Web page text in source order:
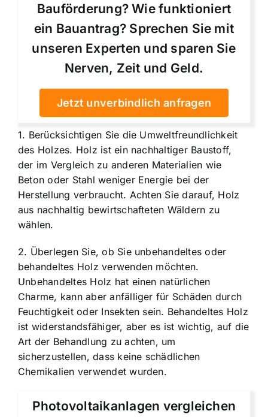
Bauförderung? Wie funktioniert
ein Bauantrag? Sprechen Sie mit
unseren Experten und sparen Sie
Nerven, Zeit und Geld.
Jetzt unverbindlich anfragen
1. Berücksichtigen Sie die Umweltfreundlichkeit
des Holzes. Holz ist ein nachhaltiger Baustoff,
der im Vergleich zu anderen Materialien wie
Beton oder Stahl weniger Energie bei der
Herstellung verbraucht. Achten Sie darauf, Holz
aus nachhaltig bewirtschafteten Wäldern zu
wählen.
2. Überlegen Sie, ob Sie unbehandeltes oder
behandeltes Holz verwenden möchten.
Unbehandeltes Holz hat einen natürlichen
Charme, kann aber anfälliger für Schäden durch
Feuchtigkeit oder Insekten sein. Behandeltes Holz
ist widerstandsfähiger, aber es ist wichtig, auf die
Art der Behandlung zu achten, um
sicherzustellen, dass keine schädlichen
Chemikalien verwendet wurden.
Photovoltaikanlagen vergleichen